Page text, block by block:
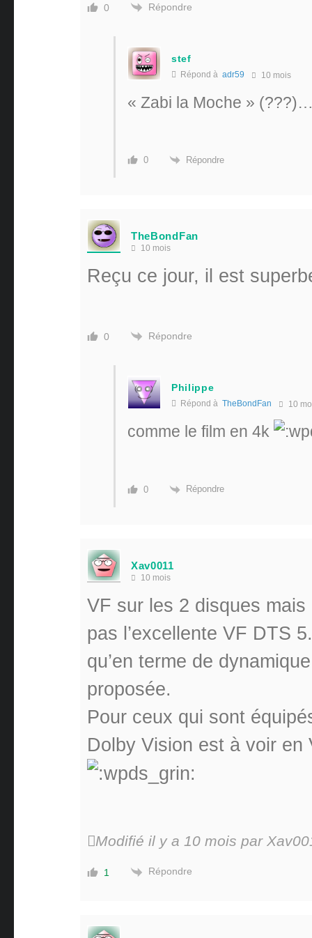
0 Répondre
stef
Répond à adr59 10 mois
« Zabi la Moche »
0 Répondre
TheBondFan
10 mois
Reçu ce jour, il est
0 Répondre
Philippe
Répond à TheBondFan 10
comme le film en 4k
0 Répondre
Xav0011
10 mois
VF sur les 2 disques
pas l’excellente VF DTS
qu’en terme de
proposée.
Pour ceux qui sont
Dolby Vision est à voir
Modifié il y a 10 mois par
1 Répondre